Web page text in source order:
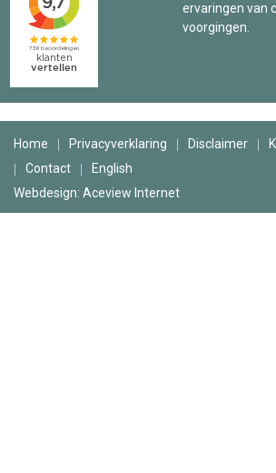
Contact
Osteopathie
Manuele
therapie
Viscerale
therapie
ervaringen van
voorgingen.
Home Privacyverklaring Disclaimer
Contact
English
Webdesign: Aceview Internet